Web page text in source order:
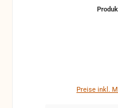
Preise inkl.